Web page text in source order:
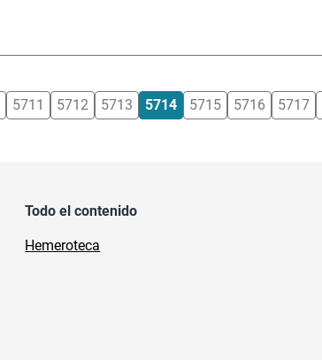
5711 5712 5713 5714 5715 5716 5717
Todo el contenido
Hemeroteca